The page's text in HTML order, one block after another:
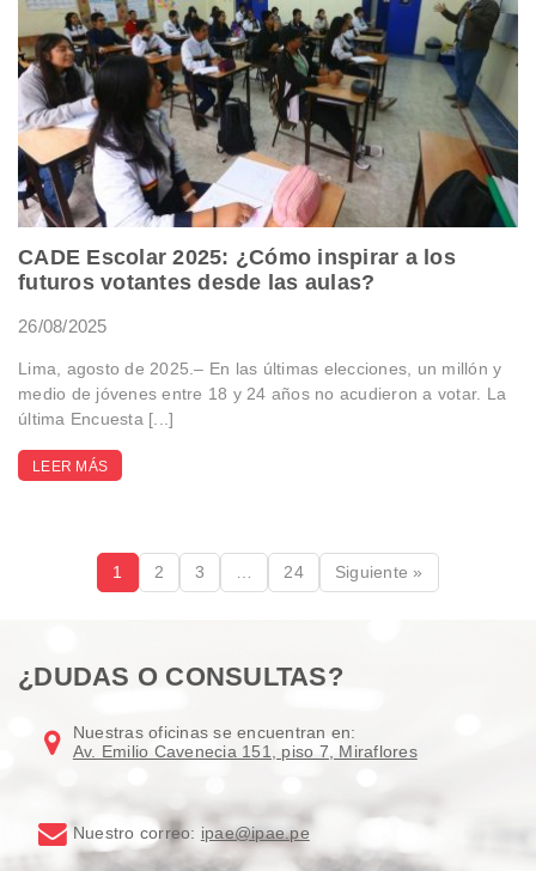
CADE Escolar 2025: ¿Cómo inspirar a los
futuros votantes desde las aulas?
26/08/2025
Lima, agosto de 2025.– En las últimas elecciones, un millón y
medio de jóvenes entre 18 y 24 años no acudieron a votar. La
última Encuesta [...]
LEER MÁS
1 2 3 … 24 Siguiente »
¿DUDAS O CONSULTAS?
Nuestras oficinas se encuentran en:
Av. Emilio Cavenecia 151, piso 7, Miraflores
Nuestro correo: ipae@ipae.pe